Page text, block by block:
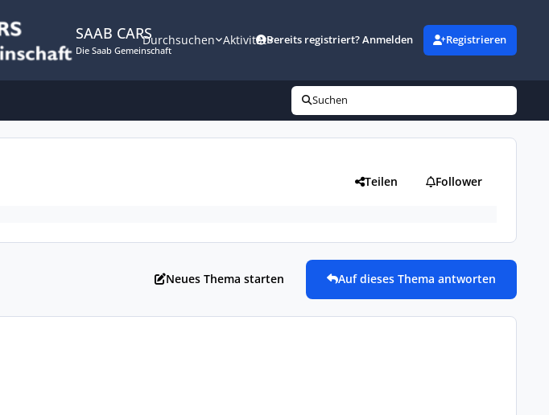
SAAB CARS
Die Saab Gemeinschaft
Durchsuchen AktivitätBereits registriert? Anmelden Registrieren
Suchen
Teilen Follower
Neues Thema starten Auf dieses Thema antworten